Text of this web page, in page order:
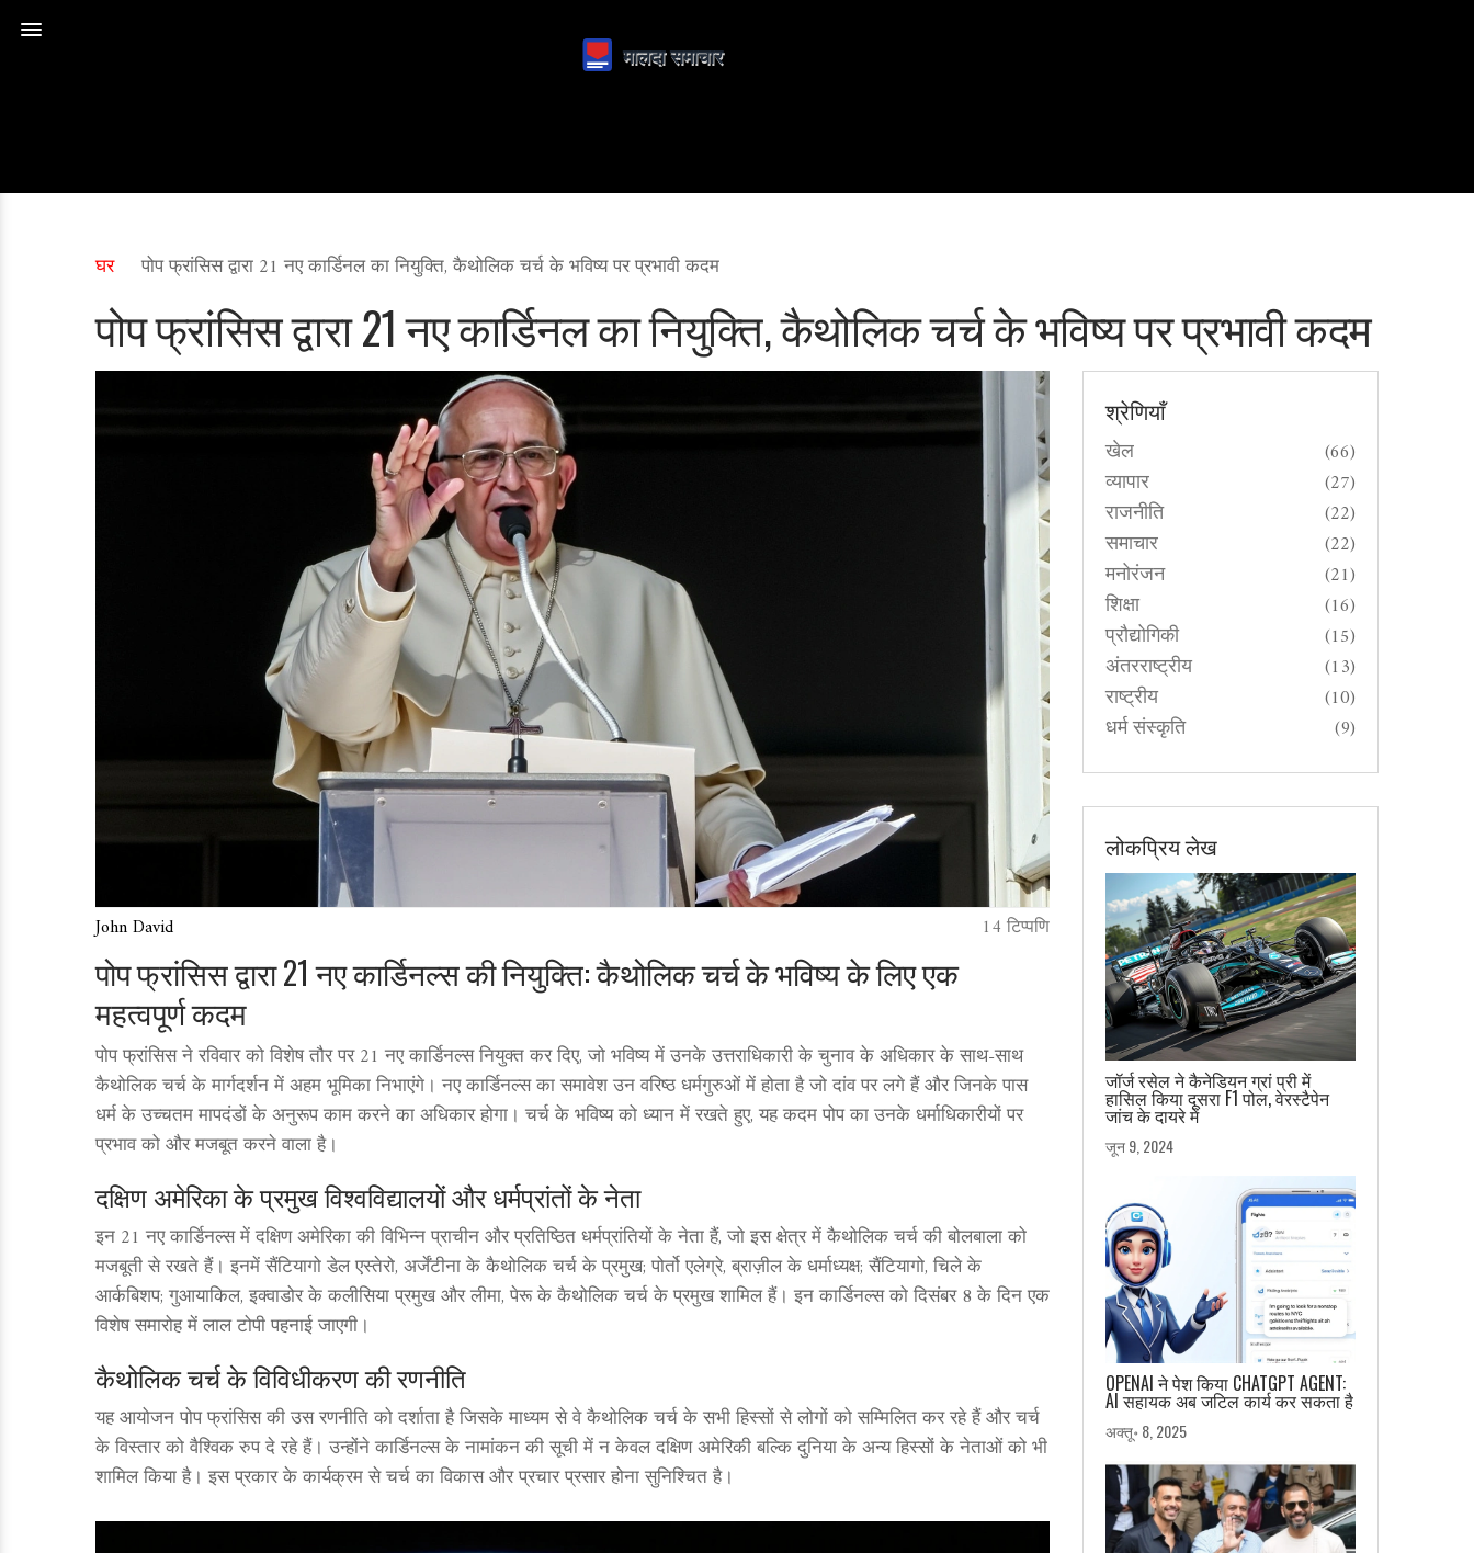
घर पोप फ्रांसिस द्वारा 21 नए कार्डिनल का नियुक्ति, कैथोलिक चर्च के भविष्य पर प्रभावी कदम
पोप फ्रांसिस द्वारा 21 नए कार्डिनल का नियुक्ति, कैथोलिक चर्च के भविष्य पर प्रभावी कदम
John David 14 टिप्पणि
पोप फ्रांसिस द्वारा 21 नए कार्डिनल्स की नियुक्ति: कैथोलिक चर्च के भविष्य के लिए एक
महत्वपूर्ण कदम
पोप फ्रांसिस ने रविवार को विशेष तौर पर 21 नए कार्डिनल्स नियुक्त कर दिए, जो भविष्य में उनके उत्तराधिकारी के चुनाव के अधिकार के साथ-साथ
कैथोलिक चर्च के मार्गदर्शन में अहम भूमिका निभाएंगे। नए कार्डिनल्स का समावेश उन वरिष्ठ धर्मगुरुओं में होता है जो दांव पर लगे हैं और जिनके पास
धर्म के उच्चतम मापदंडों के अनुरूप काम करने का अधिकार होगा। चर्च के भविष्य को ध्यान में रखते हुए, यह कदम पोप का उनके धर्माधिकारीयों पर
प्रभाव को और मजबूत करने वाला है।
दक्षिण अमेरिका के प्रमुख विश्वविद्यालयों और धर्मप्रांतों के नेता
इन 21 नए कार्डिनल्स में दक्षिण अमेरिका की विभिन्न प्राचीन और प्रतिष्ठित धर्मप्रांतियों के नेता हैं, जो इस क्षेत्र में कैथोलिक चर्च की बोलबाला को
मजबूती से रखते हैं। इनमें सैंटियागो डेल एस्तेरो, अर्जेंटीना के कैथोलिक चर्च के प्रमुख; पोर्तो एलेग्रे, ब्राज़ील के धर्माध्यक्ष; सैंटियागो, चिले के
आर्कबिशप; गुआयाकिल, इक्वाडोर के कलीसिया प्रमुख और लीमा, पेरू के कैथोलिक चर्च के प्रमुख शामिल हैं। इन कार्डिनल्स को दिसंबर 8 के दिन एक
विशेष समारोह में लाल टोपी पहनाई जाएगी।
कैथोलिक चर्च के विविधीकरण की रणनीति
यह आयोजन पोप फ्रांसिस की उस रणनीति को दर्शाता है जिसके माध्यम से वे कैथोलिक चर्च के सभी हिस्सों से लोगों को सम्मिलित कर रहे हैं और चर्च
के विस्तार को वैश्विक रुप दे रहे हैं। उन्होंने कार्डिनल्स के नामांकन की सूची में न केवल दक्षिण अमेरिकी बल्कि दुनिया के अन्य हिस्सों के नेताओं को भी
शामिल किया है। इस प्रकार के कार्यक्रम से चर्च का विकास और प्रचार प्रसार होना सुनिश्चित है।
श्रेणियाँ
खेल (66)
व्यापार (27)
राजनीति (22)
समाचार (22)
मनोरंजन (21)
शिक्षा (16)
प्रौद्योगिकी (15)
अंतरराष्ट्रीय (13)
राष्ट्रीय (10)
धर्म संस्कृति (9)
लोकप्रिय लेख
जॉर्ज रसेल ने कैनेडियन ग्रां प्री में
हासिल किया दूसरा F1 पोल, वेरस्टैपेन
जांच के दायरे में
जून 9, 2024
OPENAI ने पेश किया CHATGPT AGENT:
AI सहायक अब जटिल कार्य कर सकता है
अक्तू॰ 8, 2025